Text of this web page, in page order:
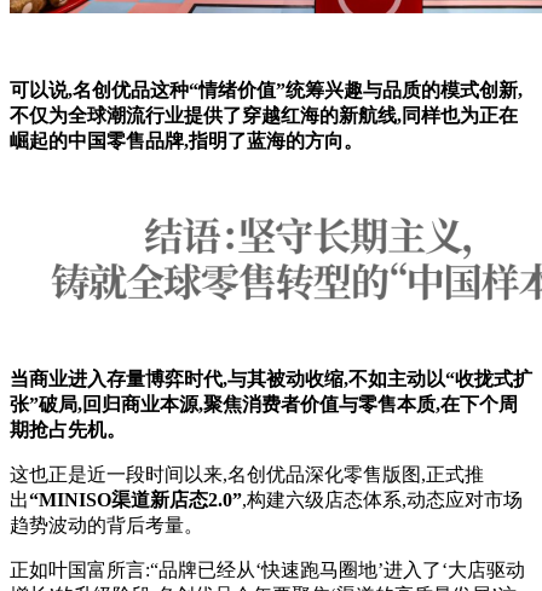
可以说,名创优品这种“情绪价值”统筹兴趣与品质的模式创新,
不仅为全球潮流行业提供了穿越红海的新航线,同样也为正在
崛起的中国零售品牌,指明了蓝海的方向。
当商业进入存量博弈时代,与其被动收缩,不如主动以“收拢式扩
张”破局,回归商业本源,聚焦消费者价值与零售本质,在下个周
期抢占先机。
这也正是近一段时间以来,名创优品深化零售版图,正式推
出“MINISO渠道新店态2.0”,构建六级店态体系,动态应对市场
趋势波动的背后考量。
正如叶国富所言:“品牌已经从‘快速跑马圈地’进入了‘大店驱动